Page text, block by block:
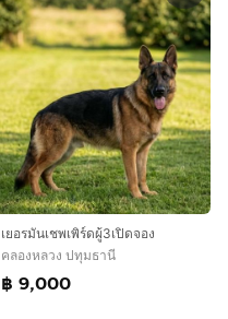
เยอรมันเชพเพิร์ดผู้3เปิดจอง
คลองหลวง ปทุมธานี
฿ 9,000